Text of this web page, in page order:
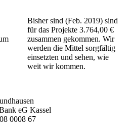
Bisher sind (Feb. 2019) sind
für das Projekte 3.764,00 €
zusammen gekommen. Wir
werden die Mittel sorgfältig
einsetzten und sehen, wie
weit wir kommen.
eG Kassel
0008 67